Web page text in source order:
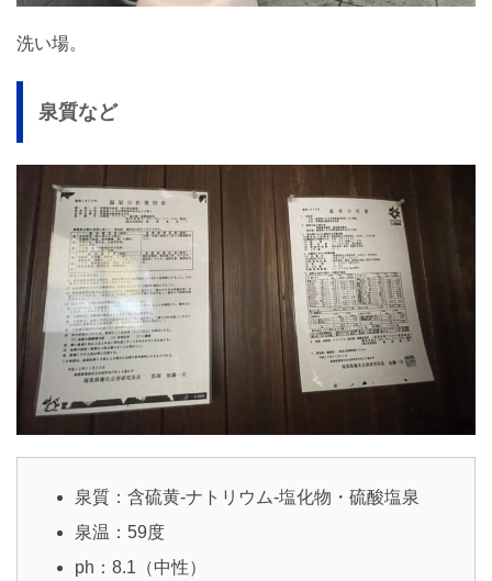
洗い場。
泉質など
泉質：含硫黄-ナトリウム-塩化物・硫酸塩泉
泉温：59度
ph：8.1（中性）